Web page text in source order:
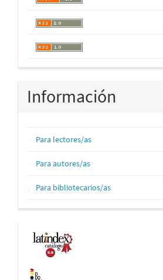
Información
Para lectores/as
Para autores/as
Para bibliotecarios/as
Indexaciones